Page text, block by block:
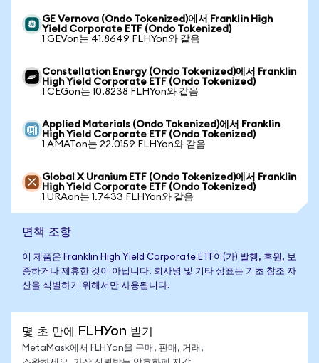
GE Vernova (Ondo Tokenized)에서 Franklin High
Yield Corporate ETF (Ondo Tokenized)
1 GEVon는 41.8649 FLHYon와 같음
Constellation Energy (Ondo Tokenized)에서 Franklin
High Yield Corporate ETF (Ondo Tokenized)
1 CEGon는 10.8238 FLHYon와 같음
Applied Materials (Ondo Tokenized)에서 Franklin
High Yield Corporate ETF (Ondo Tokenized)
1 AMATon는 22.0159 FLHYon와 같음
Global X Uranium ETF (Ondo Tokenized)에서 Franklin
High Yield Corporate ETF (Ondo Tokenized)
1 URAon는 1.7433 FLHYon와 같음
면책 조항
이 제품은 Franklin High Yield Corporate ETF이(가) 발행, 후원, 보
증하거나 제휴한 것이 아닙니다. 회사명 및 기타 상표는 기초 참조 자
산을 식별하기 위해서만 사용됩니다.
몇 초 만에 FLHYon 받기
MetaMask에서 FLHYon을 구매, 판매, 거래,